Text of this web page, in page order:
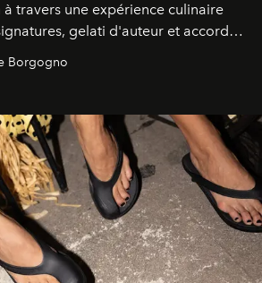
travers une expérience culinaire
gelati d'auteur et accords
un véritable voyage sensoriel.
Borgogno